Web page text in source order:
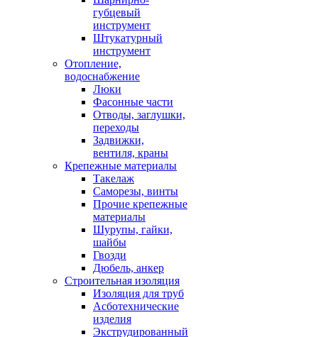
губцевый
инструмент
Штукатурный
инструмент
Отопление,
водоснабжение
Люки
Фасонные части
Отводы, заглушки,
переходы
Задвижки,
вентиля, краны
Крепежные материалы
Такелаж
Саморезы, винты
Прочие крепежные
материалы
Шурупы, гайки,
шайбы
Гвозди
Дюбель, анкер
Строительная изоляция
Изоляция для труб
Асботехнические
изделия
Экструдированный